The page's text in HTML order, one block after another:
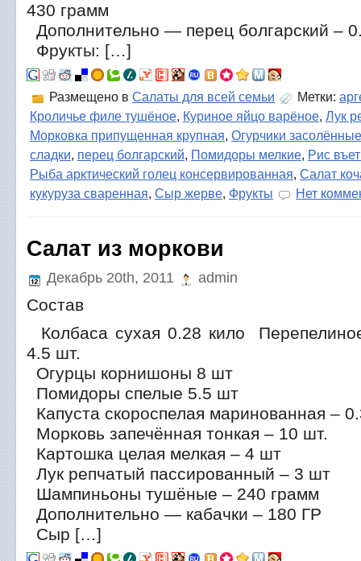
430 грамм
Дополнительно — перец болгарский –
Фрукты: […]
Размещено в Салаты для всей семьи Метки:
Кроличье филе тушёное, Куриное яйцо варёное, Лук
Морковка припущенная крупная, Огурчики засолённые
сладки, перец болгарский, Помидоры мелкие, Рис
Рыба арктический голец консервированная, Салат
кукуруза сваренная, Сыр жерве, Фрукты Нет
Салат из моркови
Декабрь 20th, 2011 admin
Состав
Колбаса сухая 0.28 кило
4.5 шт.
Огурцы корнишоны 8 шт
Помидоры спелые 5.5 шт
Капуста скороспелая маринованная –
Морковь запечённая тонкая – 10 шт.
Картошка целая мелкая – 4 шт
Лук репчатый пассированный – 3 шт
Шампиньоны тушёные – 240 грамм
Дополнительно — кабачки – 180 ГР
Сыр […]